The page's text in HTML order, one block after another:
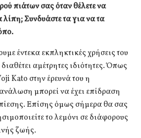
πιάτων σας όταν θέλετε να
Συνδυάστε τα για να τα
έντεκα εκπληκτικές χρήσεις του
αμέτρητες ιδιότητες. Όπως
Kato στην έρευνά του η
μπορεί να έχει επίδραση
Επίσης όμως σήμερα θα σας
το λεμόνι σε διάφορους
ζωής.